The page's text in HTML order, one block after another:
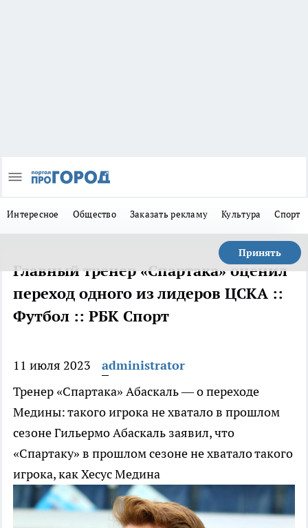
Интересное Общество Заказать рекламу Культура Спорт
Принять
Главный тренер «Спартака» оценил
переход одного из лидеров ЦСКА ::
Футбол :: РБК Спорт
11 июля 2023
administrator
Тренер «Спартака» Абаскаль — о переходе
Медины: такого игрока не хватало в прошлом
сезонеГильермо Абаскаль заявил, что
«Спартаку» в прошлом сезоне не хватало такого
игрока, как Хесус Медина